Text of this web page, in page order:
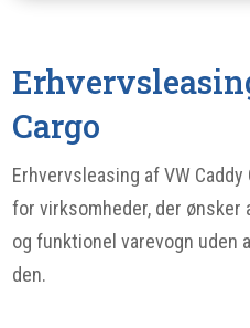
Cargo
Erhvervsleasing af VW
for virksomheder, der ønsker
og funktionel varevogn uden
den.